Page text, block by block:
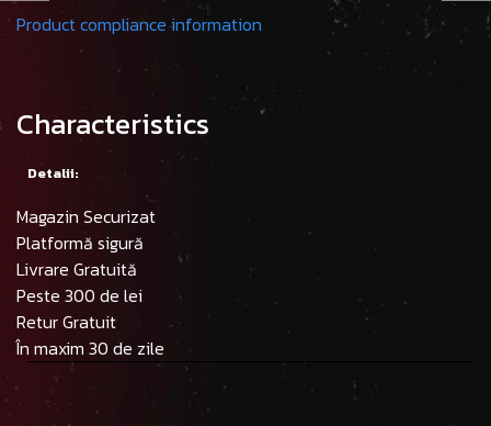
Product compliance information
Characteristics
Detalii:
Magazin Securizat
Platformă sigură
Livrare Gratuită
Peste 300 de lei
Retur Gratuit
În maxim 30 de zile